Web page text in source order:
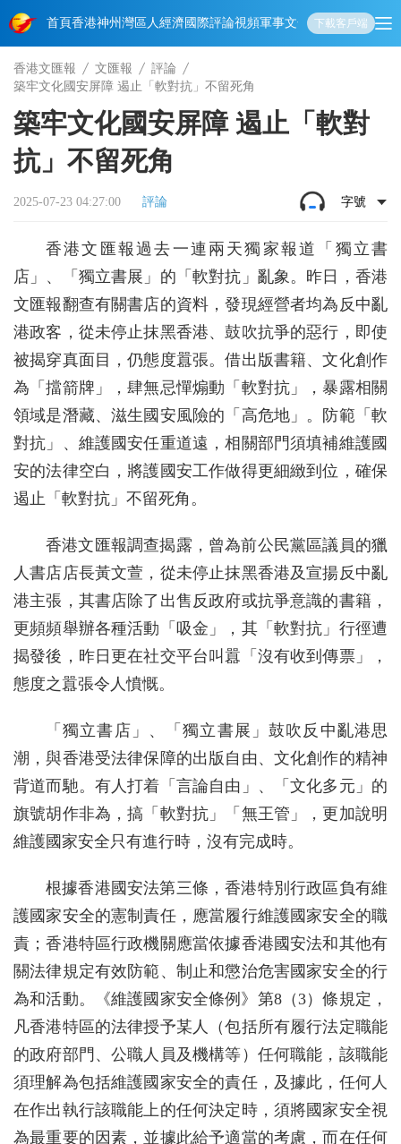
首頁香港神州 灣區人經濟國際評論視頻軍事文化 娛樂生活教育體
下載客戶端
香港文匯報 文匯報
評論
築牢文化國安屏障 遏止「軟對抗」不留死角
築牢文化國安屏障 遏止「軟對
抗」不留死角
2025-07-23 04:27:00 評論 字號
香港文匯報過去一連兩天獨家報道「獨立書
店」、「獨立書展」的「軟對抗」亂象。昨日，香港
文匯報翻查有關書店的資料，發現經營者均為反中亂
港政客，從未停止抹黑香港、鼓吹抗爭的惡行，即使
被揭穿真面目，仍態度囂張。借出版書籍、文化創作
為「擋箭牌」，肆無忌憚煽動「軟對抗」，暴露相關
領域是潛藏、滋生國安風險的「高危地」。防範「軟
對抗」、維護國安任重道遠，相關部門須填補維護國
安的法律空白，將護國安工作做得更細緻到位，確保
遏止「軟對抗」不留死角。
香港文匯報調查揭露，曾為前公民黨區議員的獵
人書店店長黃文萱，從未停止抹黑香港及宣揚反中亂
港主張，其書店除了出售反政府或抗爭意識的書籍，
更頻頻舉辦各種活動「吸金」，其「軟對抗」行徑遭
揭發後，昨日更在社交平台叫囂「沒有收到傳票」，
態度之囂張令人憤慨。
「獨立書店」、「獨立書展」鼓吹反中亂港思
潮，與香港受法律保障的出版自由、文化創作的精神
背道而馳。有人打着「言論自由」、「文化多元」的
旗號胡作非為，搞「軟對抗」「無王管」，更加說明
維護國家安全只有進行時，沒有完成時。
根據香港國安法第三條，香港特別行政區負有維
護國家安全的憲制責任，應當履行維護國家安全的職
責；香港特區行政機關應當依據香港國安法和其他有
關法律規定有效防範、制止和懲治危害國家安全的行
為和活動。《維護國家安全條例》第8（3）條規定，
凡香港特區的法律授予某人（包括所有履行法定職能
的政府部門、公職人員及機構等）任何職能，該職能
須理解為包括維護國家安全的責任，及據此，任何人
在作出執行該職能上的任何決定時，須將國家安全視
為最重要的因素，並據此給予適當的考慮，而在任何